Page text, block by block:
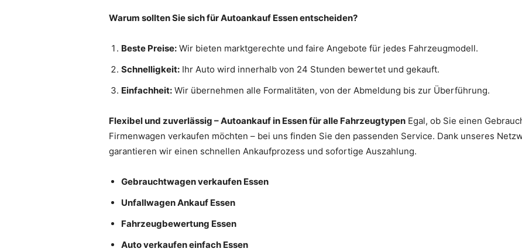
Warum sollten Sie sich für Autoankauf Essen entscheiden?
Beste Preise: Wir bieten marktgerechte und faire Angebote für jedes Fahrzeugmodell.
Schnelligkeit: Ihr Auto wird innerhalb von 24 Stunden bewertet und gekauft.
Einfachheit: Wir übernehmen alle Formalitäten, von der Abmeldung bis zur Überführung.
Flexibel und zuverlässig – Autoankauf in Essen für alle Fahrzeugtypen Egal, ob Sie einen
Firmenwagen verkaufen möchten – bei uns finden Sie den passenden Service. Dank unseres
garantieren wir einen schnellen Ankaufprozess und sofortige Auszahlung.
Gebrauchtwagen verkaufen Essen
Unfallwagen Ankauf Essen
Fahrzeugbewertung Essen
Auto verkaufen einfach Essen